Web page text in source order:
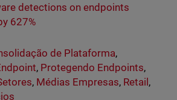
detections on endpoints
627%
de Plataforma,
, Protegendo Endpoints,
, Médias Empresas, Retail ,